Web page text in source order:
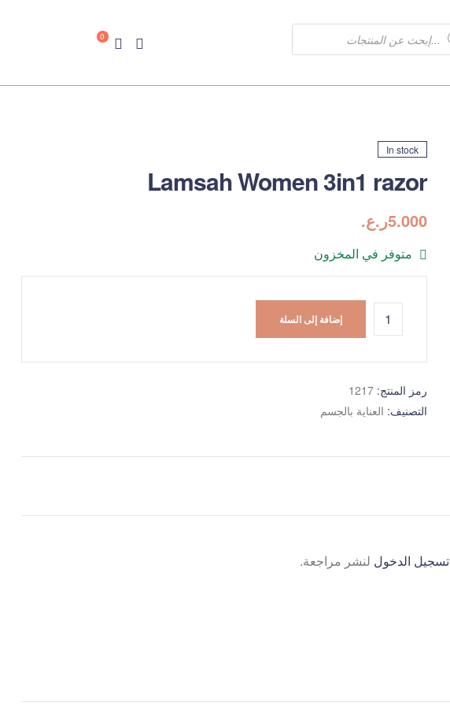
0
In stock
Lamsah Women 3in1 razor
5.000ر.ع.
متوفر في المخزون
إضافة إلى السلة
رمز المنتج: 1217
التصنيف: العناية بالجسم
تسجيل الدخول لنشر مراجعة.